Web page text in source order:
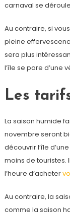
carnaval se
Au contraire, si
pleine
sera plus
l’île se pare d’une
Les
La saison humide
novembre seront
découvrir l’île
moins de
l’heure d’acheter
Au contraire, la
comme la saison